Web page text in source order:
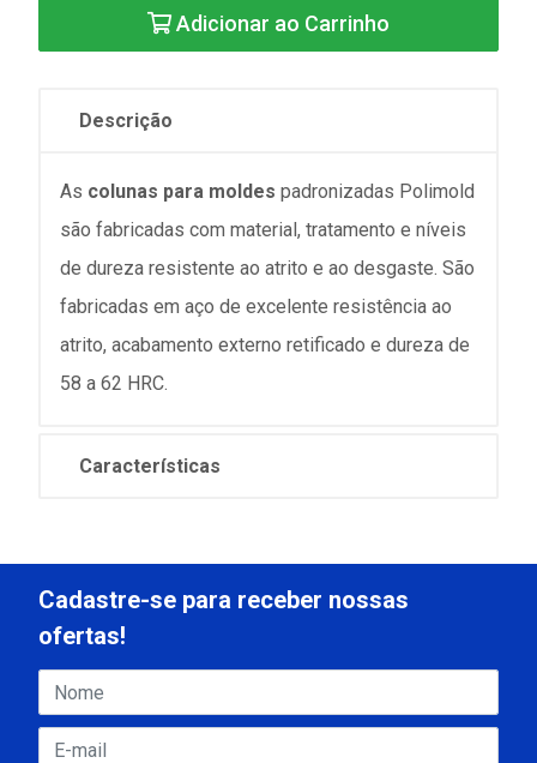
Adicionar ao Carrinho
Descrição
As colunas para moldes padronizadas Polimold
são fabricadas com material, tratamento e níveis
de dureza resistente ao atrito e ao desgaste. São
fabricadas em aço de excelente resistência ao
atrito, acabamento externo retificado e dureza de
58 a 62 HRC.
Características
Cadastre-se para receber nossas
ofertas!